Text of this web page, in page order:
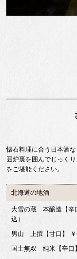
懐石料理に合う日本酒
囲炉裏を囲んでじっく
をご堪能ください。
北海道の地酒
大雪の蔵 本醸造【辛
込）
男山 上撰【甘口】 ￥
国士無双 純米【辛口